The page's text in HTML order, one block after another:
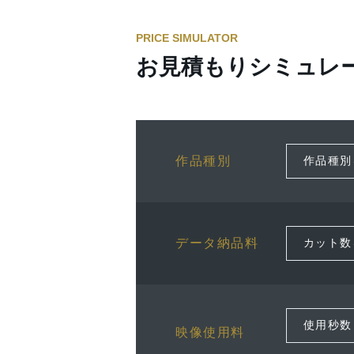
PRICE SIMULATOR
お見積もりシミュレ
作品種別
データ納品料
映像使用料